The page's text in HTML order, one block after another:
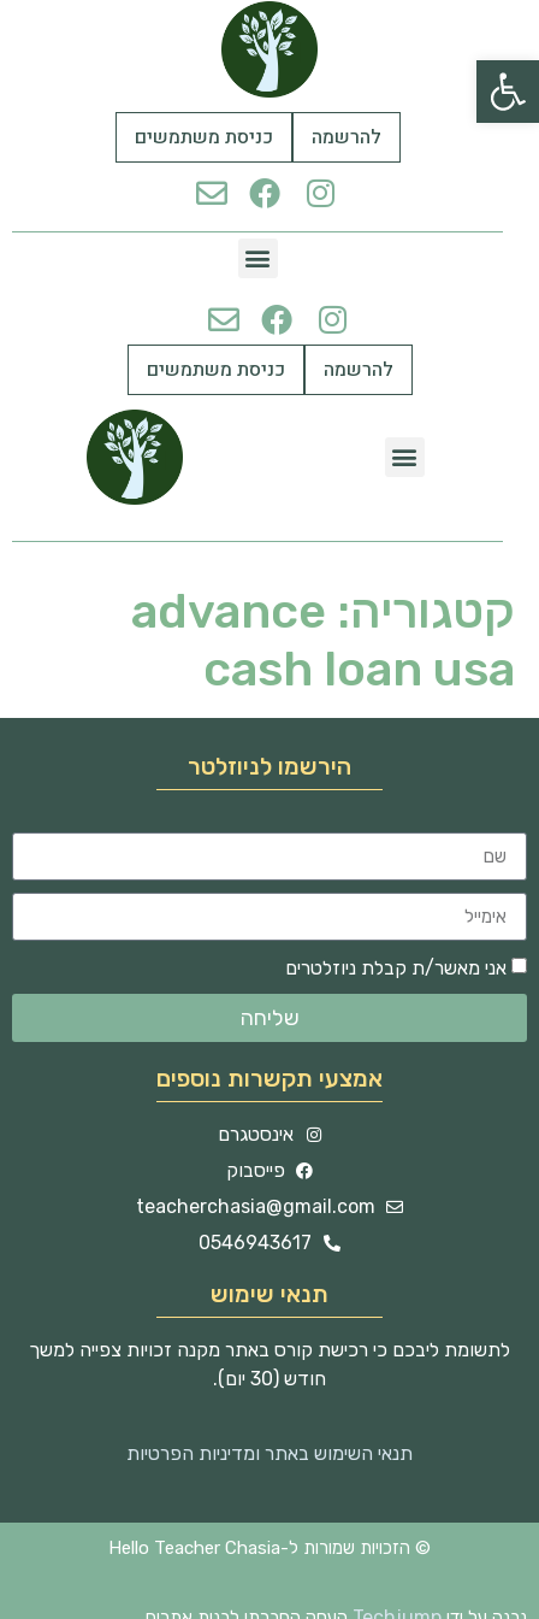
פתח סרגל נגישות
להרשמה כניסת משתמשים
להרשמה כניסת משתמשים
קטגוריה: advance
cash loan usa
הירשמו לניוזלטר
אני מאשר/ת קבלת ניוזלטרים
שליחה
אמצעי תקשרות נוספים
אינסטגרם
פייסבוק
teacherchasia@gmail.com
0546943617
תנאי שימוש
לתשומת ליבכם כי רכישת קורס באתר מקנה זכויות צפייה למשך
חודש (30 יום).
תנאי השימוש באתר ומדיניות הפרטיות
© הזכויות שמורות ל-Hello Teacher Chasia